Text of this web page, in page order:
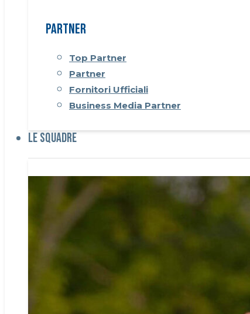
Partner
Top Partner
Partner
Fornitori Ufficiali
Business Media Partner
Le Squadre